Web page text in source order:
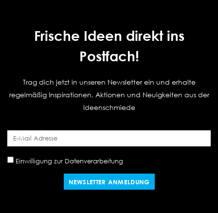
Frische Ideen direkt ins
Postfach!
Trag dich jetzt in unseren Newsletter ein und erhalte
regelmäßig Inspirationen, Aktionen und Neuigkeiten aus der
Ideenschmiede
Einwilligung zur Datenverarbeitung
NEWSLETTER ANMELDUNG